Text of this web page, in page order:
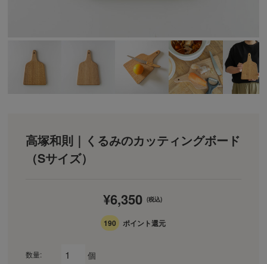
高塚和則｜くるみのカッティングボード
（Sサイズ）
¥6,350 (税込)
190 ポイント還元
数量: 個